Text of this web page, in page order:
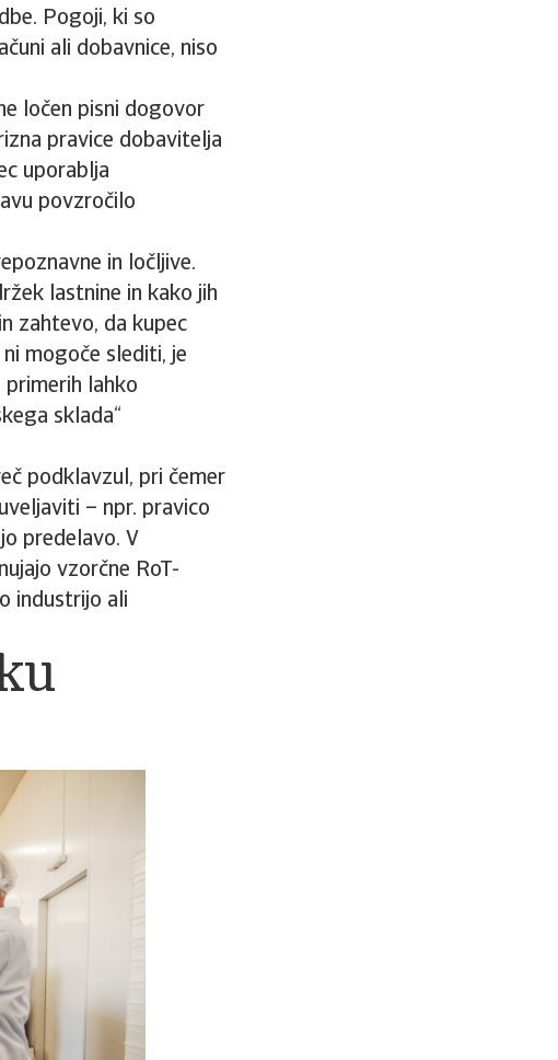
Pogoji, ki so
ali dobavnice, niso
ločen pisni dogovor
pravice dobavitelja
uporablja
povzročilo
in ločljive.
lastnine in kako jih
zahtevo, da kupec
mogoče slediti, je
lahko
sklada“
podklavzul, pri čemer
– npr. pravico
predelavo. V
vzorčne RoT-
industrijo ali